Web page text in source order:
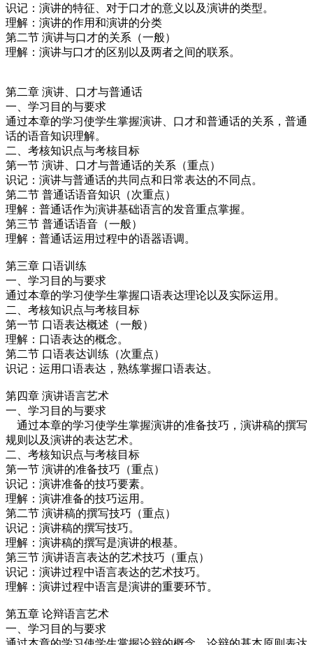
识记：演讲的特征、对于口才的意义以及演讲的类型。
理解：演讲的作用和演讲的分类
第二节 演讲与口才的关系（一般）
理解：演讲与口才的区别以及两者之间的联系。
第二章 演讲、口才与普通话
一、学习目的与要求
通过本章的学习使学生掌握演讲、口才和普通话的关系，普通
话的语音知识理解。
二、考核知识点与考核目标
第一节 演讲、口才与普通话的关系（重点）
识记：演讲与普通话的共同点和日常表达的不同点。
第二节 普通话语音知识（次重点）
理解：普通话作为演讲基础语言的发音重点掌握。
第三节 普通话语音（一般）
理解：普通话运用过程中的语器语调。
第三章 口语训练
一、学习目的与要求
通过本章的学习使学生掌握口语表达理论以及实际运用。
二、考核知识点与考核目标
第一节 口语表达概述（一般）
理解：口语表达的概念。
第二节 口语表达训练（次重点）
识记：运用口语表达，熟练掌握口语表达。
第四章 演讲语言艺术
一、学习目的与要求
通过本章的学习使学生掌握演讲的准备技巧，演讲稿的撰写
规则以及演讲的表达艺术。
二、考核知识点与考核目标
第一节 演讲的准备技巧（重点）
识记：演讲准备的技巧要素。
理解：演讲准备的技巧运用。
第二节 演讲稿的撰写技巧（重点）
识记：演讲稿的撰写技巧。
理解：演讲稿的撰写是演讲的根基。
第三节 演讲语言表达的艺术技巧（重点）
识记：演讲过程中语言表达的艺术技巧。
理解：演讲过程中语言是演讲的重要环节。
第五章 论辩语言艺术
一、学习目的与要求